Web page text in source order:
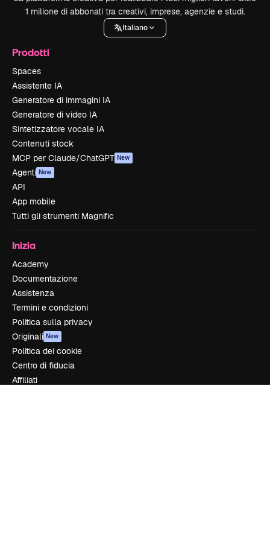
1 milione di abbonati tra creativi, imprese, agenzie e studi.
Italiano
Prodotti
Spaces
Assistente IA
Generatore di immagini IA
Generatore di video IA
Sintetizzatore vocale IA
Contenuti stock
MCP per Claude/ChatGPT New
Agenti New
API
App mobile
Tutti gli strumenti Magnific
Inizia
Academy
Documentazione
Assistenza
Termini e condizioni
Politica sulla privacy
Originali New
Politica dei cookie
Centro di fiducia
Affiliati